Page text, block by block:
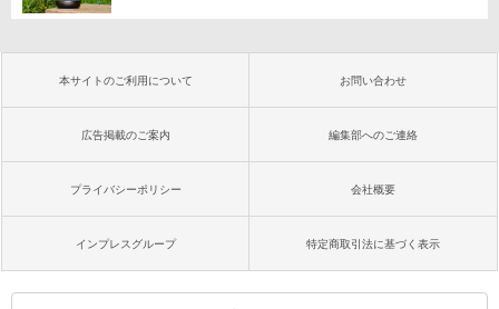
本サイトのご利用について お問い合わせ
広告掲載のご案内 編集部へのご連絡
プライバシーポリシー 会社概要
インプレスグループ 特定商取引法に基づく表示